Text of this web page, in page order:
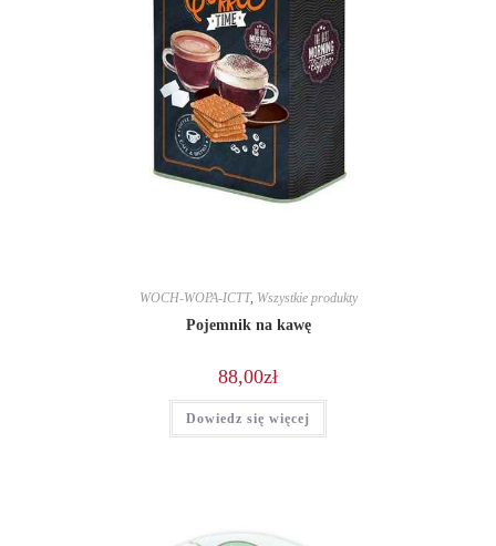
WOCH-WOPA-ICTT, Wszystkie produkty
Pojemnik na kawę
88,00zł
Dowiedz się więcej